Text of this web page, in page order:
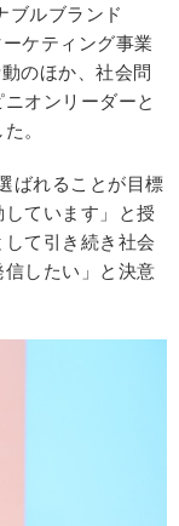
ブルブランド
ケティング事業
のほか、社会問
オンリーダーと
。
ばれることが目標
ています」と授
て引き続き社会
したい」と決意